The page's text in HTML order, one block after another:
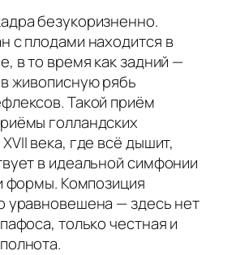
безукоризненно.
с плодами находится в
в то время как задний —
живописную рябь
Такой приём
голландских
века, где всё дышит,
в идеальной симфонии
формы. Композиция
уравновешена — здесь нет
только честная и